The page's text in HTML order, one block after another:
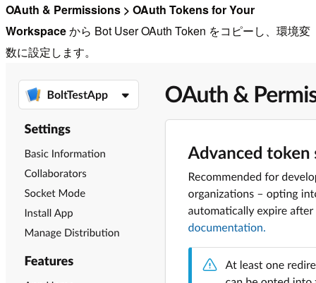
OAuth & Permissions > OAuth Tokens for Your
Workspaceから Bot User OAuth Token をコピーし、環境変
数に設定します。